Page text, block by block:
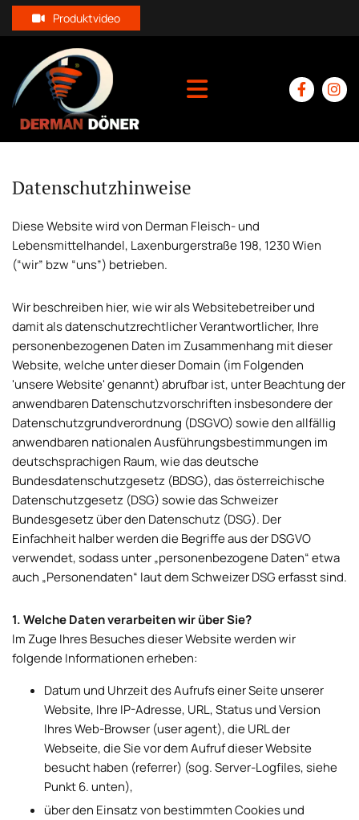
Produktvideo
Datenschutzhinweise
Diese Website wird von Derman Fleisch- und
Lebensmittelhandel, Laxenburgerstraße 198, 1230 Wien
(“wir” bzw “uns”) betrieben.
Wir beschreiben hier, wie wir als Websitebetreiber und
damit als datenschutzrechtlicher Verantwortlicher, Ihre
personenbezogenen Daten im Zusammenhang mit dieser
Website, welche unter dieser Domain (im Folgenden
'unsere Website' genannt) abrufbar ist, unter Beachtung der
anwendbaren Datenschutzvorschriften insbesondere der
Datenschutzgrundverordnung (DSGVO) sowie den allfällig
anwendbaren nationalen Ausführungsbestimmungen im
deutschsprachigen Raum, wie das deutsche
Bundesdatenschutzgesetz (BDSG), das österreichische
Datenschutzgesetz (DSG) sowie das Schweizer
Bundesgesetz über den Datenschutz (DSG). Der
Einfachheit halber werden die Begriffe aus der DSGVO
verwendet, sodass unter „personenbezogene Daten“ etwa
auch „Personendaten“ laut dem Schweizer DSG erfasst sind.
1. Welche Daten verarbeiten wir über Sie?
Im Zuge Ihres Besuches dieser Website werden wir
folgende Informationen erheben:
Datum und Uhrzeit des Aufrufs einer Seite unserer
Website, Ihre IP-Adresse, URL, Status und Version
Ihres Web-Browser (user agent), die URL der
Webseite, die Sie vor dem Aufruf dieser Website
besucht haben (referrer) (sog. Server-Logfiles, siehe
Punkt 6. unten),
über den Einsatz von bestimmten Cookies und